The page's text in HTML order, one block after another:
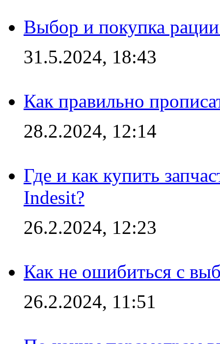
Выбор и покупка
31.5.2024, 18:43
Как правильно
28.2.2024, 12:14
Где и как купить
Indesit?
26.2.2024, 12:23
Как не ошибиться с
26.2.2024, 11:51